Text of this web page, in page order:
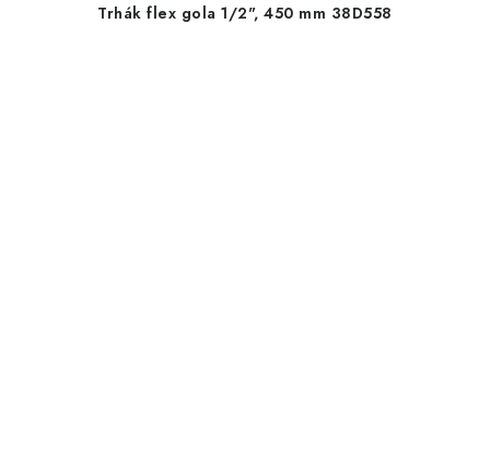
Trhák flex gola 1/2", 450 mm 38D558